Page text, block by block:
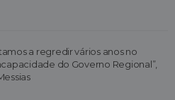
a regredir vários anos no
do Governo Regional”,